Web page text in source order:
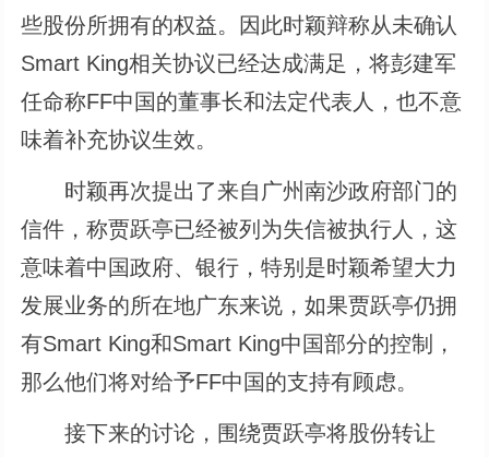
些股份所拥有的权益。因此时颖辩称从未确认
Smart King相关协议已经达成满足，将彭建军
任命称FF中国的董事长和法定代表人，也不意
味着补充协议生效。
时颖再次提出了来自广州南沙政府部门的
信件，称贾跃亭已经被列为失信被执行人，这
意味着中国政府、银行，特别是时颖希望大力
发展业务的所在地广东来说，如果贾跃亭仍拥
有Smart King和Smart King中国部分的控制，
那么他们将对给予FF中国的支持有顾虑。
接下来的讨论，围绕贾跃亭将股份转让